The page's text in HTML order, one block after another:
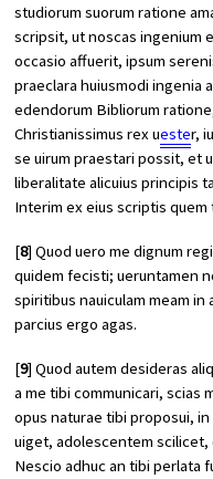
studiorum suorum ratione
scripsit, ut noscas ingenium
occasio affuerit, ipsum
praeclara huiusmodi ingenia
edendorum Bibliorum
Christianissimus rex uester,
se uirum praestari possit, et
liberalitate alicuius principis
Interim ex eius scriptis
[8] Quod uero me dignum
quidem fecisti; ueruntamen
spiritibus nauiculam meam
parcius ergo agas.
[9] Quod autem desideras
a me tibi communicari, scias
opus naturae tibi proposui,
uiget, adolescentem scilicet,
Nescio adhuc an tibi perlata